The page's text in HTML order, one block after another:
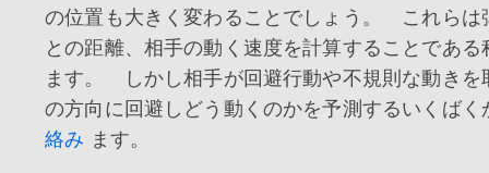
の位置も大きく変わることでしょう。 これらは
との距離、相手の動く速度を計算することである
ます。 しかし相手が回避行動や不規則な動きを
の方向に回避しどう動くのかを予測するいくばく
絡み ます。